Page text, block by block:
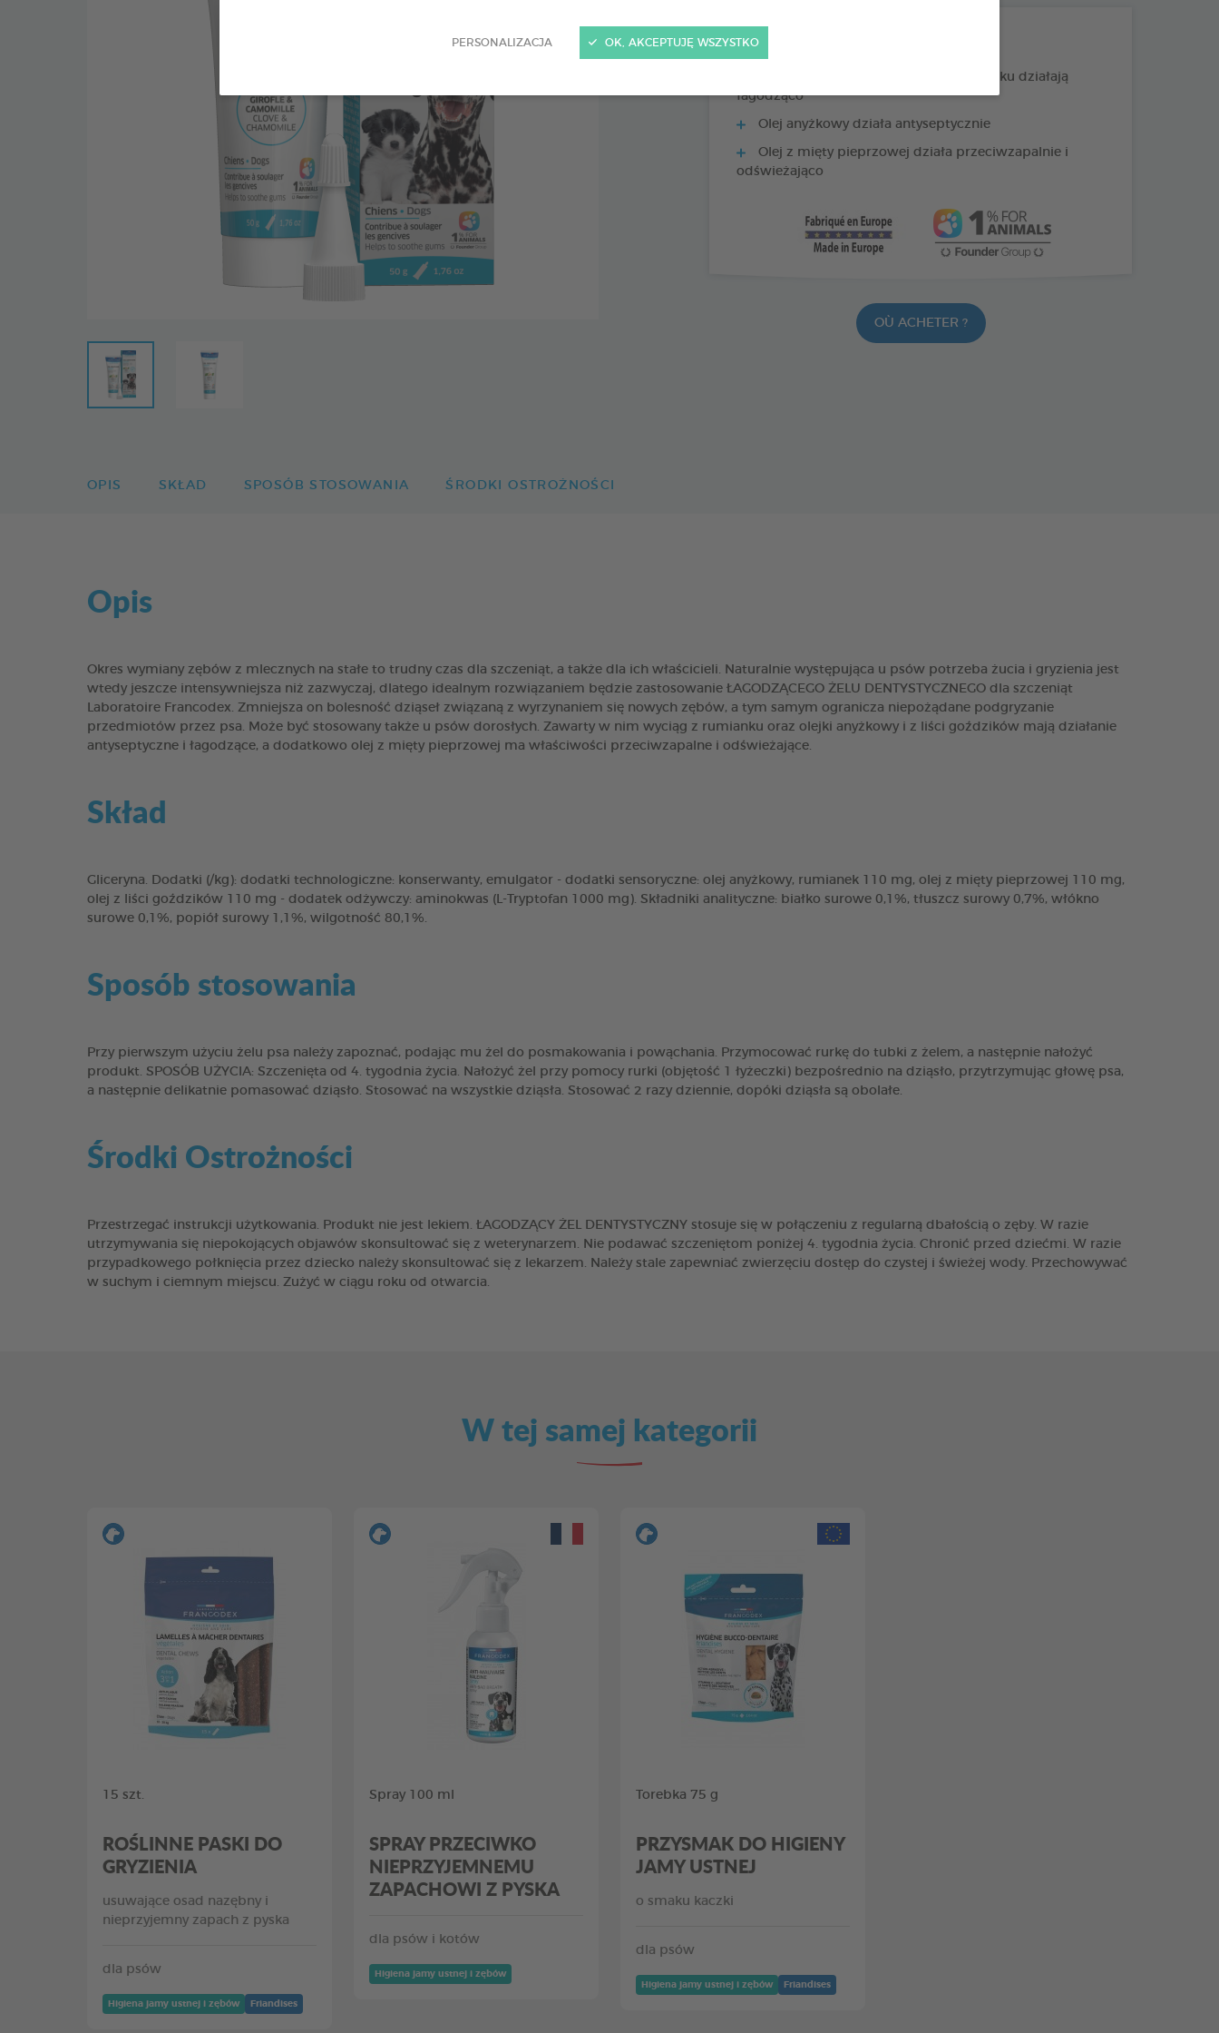
PERSONALIZACJA OK, AKCEPTUJĘ WSZYSTKO
Olej z liści goździka i wyciąg z rumianku działają
łagodząco
Olej anyżkowy działa antyseptycznie
Olej z mięty pieprzowej działa przeciwzapalnie i
odświeżająco
OÙ ACHETER ?
OPIS SKŁAD SPOSÓB STOSOWANIA ŚRODKI OSTROŻNOŚCI
Opis
Okres wymiany zębów z mlecznych na stałe to trudny czas dla szczeniąt, a także dla ich właścicieli. Naturalnie występująca u psów potrzeba żucia i gryzienia jest
wtedy jeszcze intensywniejsza niż zazwyczaj, dlatego idealnym rozwiązaniem będzie zastosowanie ŁAGODZĄCEGO ŻELU DENTYSTYCZNEGO dla szczeniąt
Laboratoire Francodex. Zmniejsza on bolesność dziąseł związaną z wyrzynaniem się nowych zębów, a tym samym ogranicza niepożądane podgryzanie
przedmiotów przez psa. Może być stosowany także u psów dorosłych. Zawarty w nim wyciąg z rumianku oraz olejki anyżkowy i z liści goździków mają działanie
antyseptyczne i łagodzące, a dodatkowo olej z mięty pieprzowej ma właściwości przeciwzapalne i odświeżające.
Skład
Gliceryna. Dodatki (/kg): dodatki technologiczne: konserwanty, emulgator - dodatki sensoryczne: olej anyżkowy, rumianek 110 mg, olej z mięty pieprzowej 110 mg,
olej z liści goździków 110 mg - dodatek odżywczy: aminokwas (L-Tryptofan 1000 mg). Składniki analityczne: białko surowe 0,1%, tłuszcz surowy 0,7%, włókno
surowe 0,1%, popiół surowy 1,1%, wilgotność 80,1%.
Sposób stosowania
Przy pierwszym użyciu żelu psa należy zapoznać, podając mu żel do posmakowania i powąchania. Przymocować rurkę do tubki z żelem, a następnie nałożyć
produkt. SPOSÓB UŻYCIA: Szczenięta od 4. tygodnia życia. Nałożyć żel przy pomocy rurki (objętość 1 łyżeczki) bezpośrednio na dziąsło, przytrzymując głowę psa,
a następnie delikatnie pomasować dziąsło. Stosować na wszystkie dziąsła. Stosować 2 razy dziennie, dopóki dziąsła są obolałe.
Środki Ostrożności
Przestrzegać instrukcji użytkowania. Produkt nie jest lekiem. ŁAGODZĄCY ŻEL DENTYSTYCZNY stosuje się w połączeniu z regularną dbałością o zęby. W razie
utrzymywania się niepokojących objawów skonsultować się z weterynarzem. Nie podawać szczeniętom poniżej 4. tygodnia życia. Chronić przed dziećmi. W razie
przypadkowego połknięcia przez dziecko należy skonsultować się z lekarzem. Należy stale zapewniać zwierzęciu dostęp do czystej i świeżej wody. Przechowywać
w suchym i ciemnym miejscu. Zużyć w ciągu roku od otwarcia.
W tej samej kategorii
15 szt.
ROŚLINNE PASKI DO
GRYZIENIA
usuwające osad nazębny i
nieprzyjemny zapach z pyska
dla psów
Higiena jamy ustnej i zębów Friandises
Spray 100 ml
SPRAY PRZECIWKO
NIEPRZYJEMNEMU
ZAPACHOWI Z PYSKA
dla psów i kotów
Higiena jamy ustnej i zębów
Torebka 75 g
PRZYSMAK DO HIGIENY
JAMY USTNEJ
o smaku kaczki
dla psów
Higiena jamy ustnej i zębów Friandises